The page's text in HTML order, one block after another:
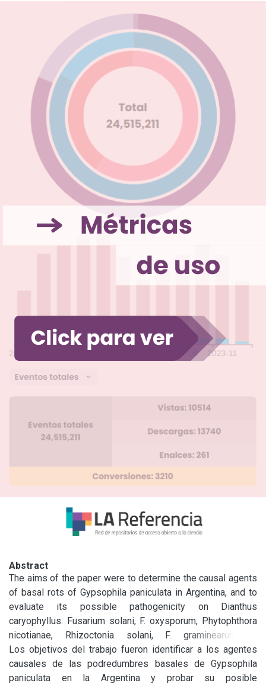
Abstract
The aims of the paper were to determine the causal agents
of basal rots of Gypsophila paniculata in Argentina, and to
evaluate its possible pathogenicity on Dianthus
caryophyllus. Fusarium solani, F. oxysporum, Phytophthora
nicotianae, Rhizoctonia solani, F. graminearum, F.
verticilloides, F. equiseti and Pythium sp. were isolated in
decreasing order from plants with symptoms of «crown
rot» (the major basal rot). F. graminearum, F. oxysporum and
Los objetivos del trabajo fueron identificar a los agentes
causales de las podredumbres basales de Gypsophila
paniculata en la Argentina y probar su posible